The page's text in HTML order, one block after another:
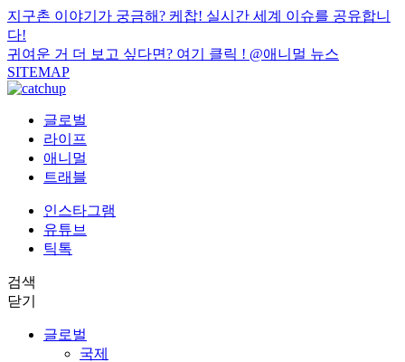
지구촌 이야기가 궁금해? 케찹! 실시간 세계 이슈를 공유합니
다!
귀여운 거 더 보고 싶다면? 여기 클릭 ! @애니멀 뉴스
SITEMAP
글로벌
라이프
애니멀
트래블
인스타그램
유튜브
틱톡
검색
닫기
글로벌
국제